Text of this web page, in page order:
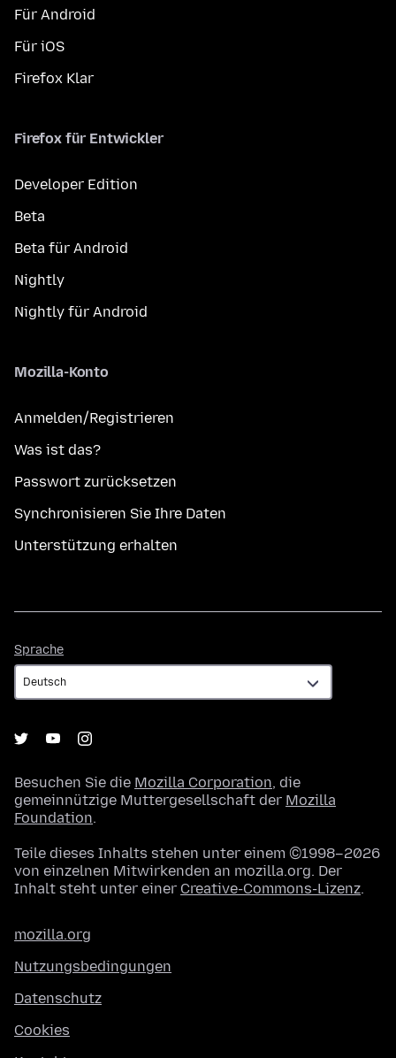
Für Android
Für iOS
Firefox Klar
Firefox für Entwickler
Developer Edition
Beta
Beta für Android
Nightly
Nightly für Android
Mozilla-Konto
Anmelden/Registrieren
Was ist das?
Passwort zurücksetzen
Synchronisieren Sie Ihre Daten
Unterstützung erhalten
Sprache
Besuchen Sie die Mozilla Corporation, die
gemeinnützige Muttergesellschaft der Mozilla
Foundation.
Teile dieses Inhalts stehen unter einem ©1998–2026
von einzelnen Mitwirkenden an mozilla.org. Der
Inhalt steht unter einer Creative-Commons-Lizenz.
mozilla.org
Nutzungsbedingungen
Datenschutz
Cookies